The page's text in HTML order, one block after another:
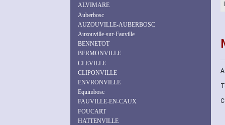
ALVIMARE
Auberbosc
AUZOUVILLE-AUBERBOSC
Auzouville-sur-Fauville
BENNETOT
BERMONVILLE
CLEVILLE
CLIPONVILLE
ENVRONVILLE
Equimbosc
FAUVILLE-EN-CAUX
FOUCART
HATTENVILLE